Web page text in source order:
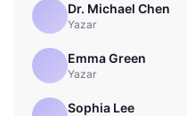
Dr. Michael Chen
Yazar
Emma Green
Yazar
Sophia Lee